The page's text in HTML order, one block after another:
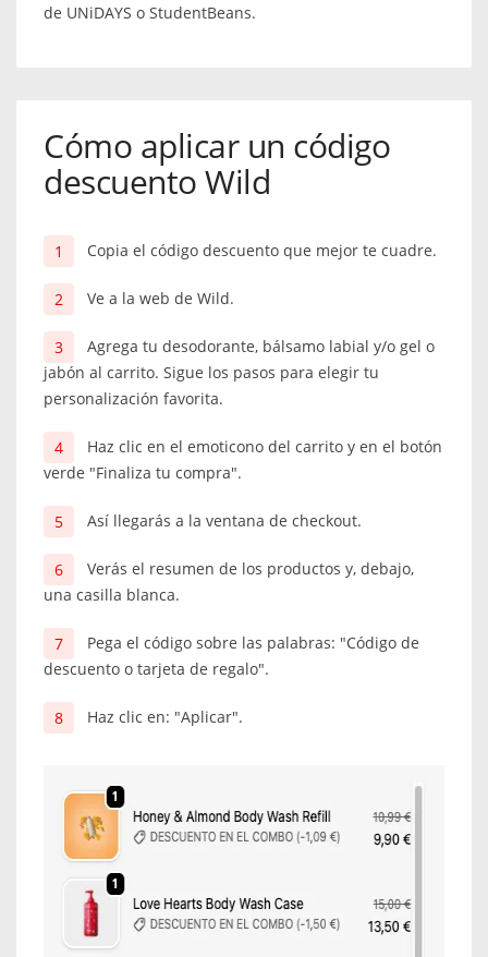
de UNiDAYS o StudentBeans.
Cómo aplicar un código
descuento Wild
Copia el código descuento que mejor te cuadre.
Ve a la web de Wild.
Agrega tu desodorante, bálsamo labial y/o gel o
jabón al carrito. Sigue los pasos para elegir tu
personalización favorita.
Haz clic en el emoticono del carrito y en el botón
verde "Finaliza tu compra".
Así llegarás a la ventana de checkout.
Verás el resumen de los productos y, debajo,
una casilla blanca.
Pega el código sobre las palabras: "Código de
descuento o tarjeta de regalo".
Haz clic en: "Aplicar".